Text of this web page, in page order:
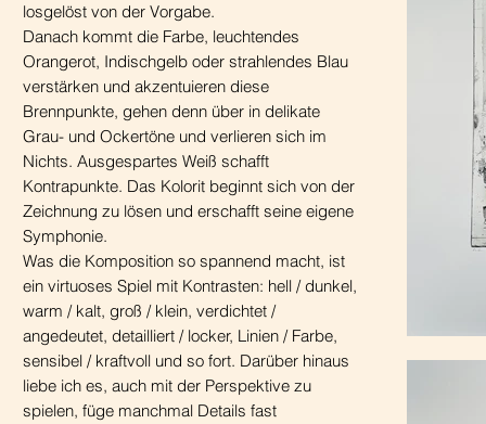
losgelöst von der Vorgabe.
Danach kommt die Farbe, leuchtendes
Orangerot, Indischgelb oder strahlendes Blau
verstärken und akzentuieren diese
Brennpunkte, gehen denn über in delikate
Grau- und Ockertöne und verlieren sich im
Nichts. Ausgespartes Weiß schafft
Kontrapunkte. Das Kolorit beginnt sich von der
Zeichnung zu lösen und erschafft seine eigene
Symphonie.
Was die Komposition so spannend macht, ist
ein virtuoses Spiel mit Kontrasten: hell / dunkel,
warm / kalt, groß / klein, verdichtet /
angedeutet, detailliert / locker, Linien / Farbe,
sensibel / kraftvoll und so fort. Darüber hinaus
liebe ich es, auch mit der Perspektive zu
spielen, füge manchmal Details fast